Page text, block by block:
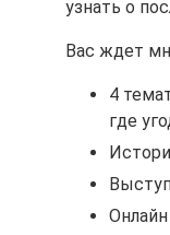
узнать о
Вас ждет
4
где